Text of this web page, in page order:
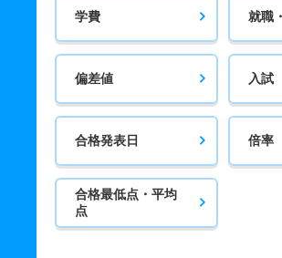
学費 就職
偏差値 入試
合格発表日 倍率
合格最低点・平均
点